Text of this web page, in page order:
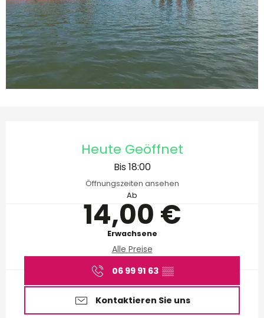
Heute Geöffnet
Bis 18:00
Öffnungszeiten ansehen
Ab
14,00 €
Erwachsene
Alle Preise
06 99 91 63 ▒▒
Kontaktieren Sie uns